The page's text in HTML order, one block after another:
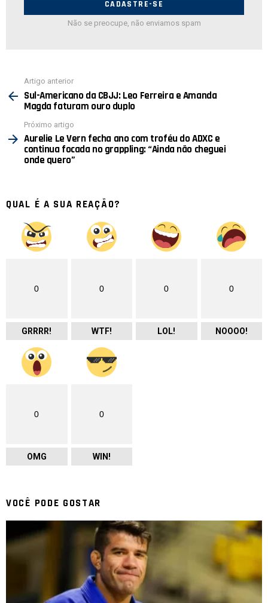
Não se preocupe, não enviamos spam
mais
Artigo anterior
Sul-Americano da CBJJ: Leo Ferreira e Amanda
Magda faturam ouro duplo
Próximo artigo
Aurelie Le Vern fecha ano com troféu do ADXC e
continua focada no grappling: “Ainda não cheguei
onde quero”
QUAL É A SUA REAÇÃO?
0
GRRRR!
0
WTF!
0
LOL!
0
NOOOO!
0
OMG
0
WIN!
VOCÊ PODE GOSTAR